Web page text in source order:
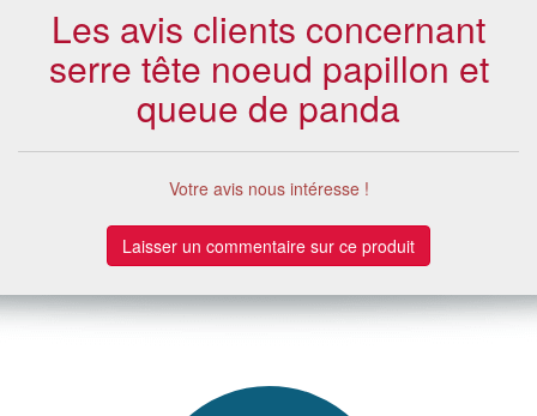
Les avis clients concernant
serre tête noeud papillon et
queue de panda
Votre avis nous intéresse !
Laisser un commentaire sur ce produit